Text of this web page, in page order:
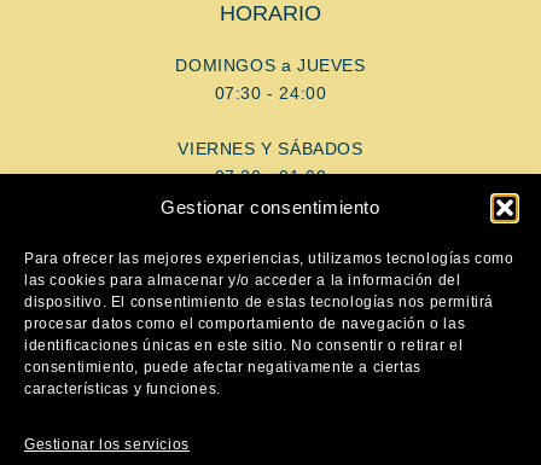
Gestionar consentimiento
Para ofrecer las mejores experiencias, utilizamos tecnologías como
las cookies para almacenar y/o acceder a la información del
dispositivo. El consentimiento de estas tecnologías nos permitirá
procesar datos como el comportamiento de navegación o las
identificaciones únicas en este sitio. No consentir o retirar el
consentimiento, puede afectar negativamente a ciertas
características y funciones.
Gestionar los servicios
HORARIO
DOMINGOS a JUEVES
07:30 - 24:00
VIERNES Y SÁBADOS
07:30 - 01:00
AYUDA
Aviso Legal
Política de privacidad
Política de cookies